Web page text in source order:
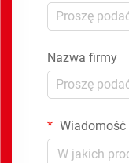
Nazwa firmy
Wiadomość